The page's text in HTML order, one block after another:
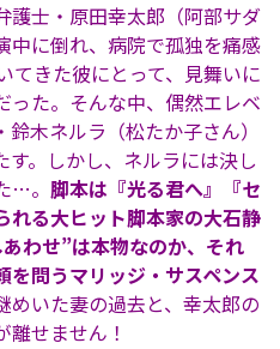
護士・原田幸太郎（阿部サダ
中に倒れ、病院で孤独を痛感
てきた彼にとって、見舞いに
った。そんな中、偶然エレベ
木ネルラ（松たか子さん）
す。しかし、ネルラには決し
…。 脚本は『光る君へ』『セ
れる大ヒット脚本家の大石静
わせ”は本物なのか、それ
を問うマリッジ・サスペンス
めいた妻の過去と、幸太郎の
せません！